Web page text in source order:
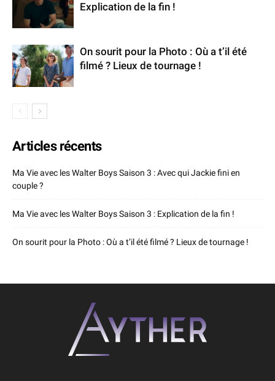
Explication de la fin !
On sourit pour la Photo : Où a t’il été
filmé ? Lieux de tournage !
Articles récents
Ma Vie avec les Walter Boys Saison 3 : Avec qui Jackie fini en
couple ?
Ma Vie avec les Walter Boys Saison 3 : Explication de la fin !
On sourit pour la Photo : Où a t’il été filmé ? Lieux de tournage !